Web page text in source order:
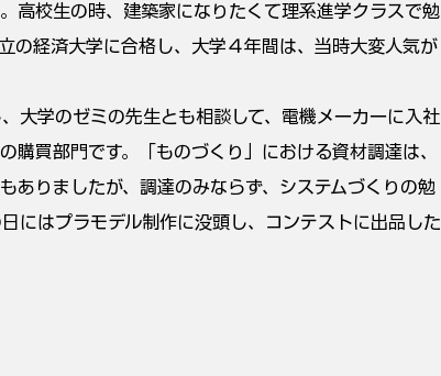
高校生の時、建築家になりたくて理系進学クラスで勉
の経済大学に合格し、大学４年間は、当時大変人気が
大学のゼミの先生とも相談して、電機メーカーに入社
購買部門です。「ものづくり」における資材調達は、
ありましたが、調達のみならず、システムづくりの勉
にはプラモデル制作に没頭し、コンテストに出品した